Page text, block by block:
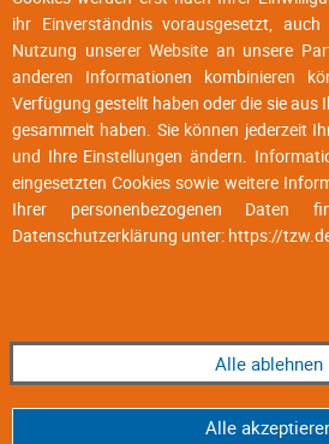
ihr Einverständnis vorausgesetzt,
Nutzung unserer Website an unsere
anderen Informationen kombinieren
Verfügung gestellt haben oder die sie aus
gesammelt haben. Sie können jederzeit
und Ihre Einstellungen ändern.
eingesetzten Cookies sowie weitere
Ihrer personenbezogenen Daten
Datenschutzerklärung unter: https://
Alle ablehnen
Alle